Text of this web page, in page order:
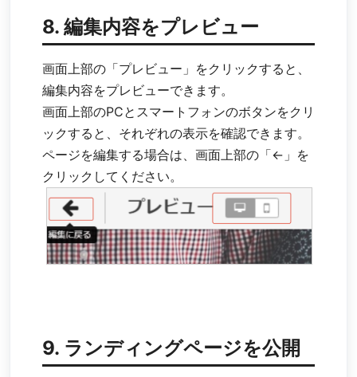
8. 編集内容をプレビュー
画面上部の「プレビュー」をクリックすると、
編集内容をプレビューできます。
画面上部のPCとスマートフォンのボタンをクリ
ックすると、それぞれの表示を確認できます。
ページを編集する場合は、画面上部の「←」を
クリックしてください。
9. ランディングページを公開